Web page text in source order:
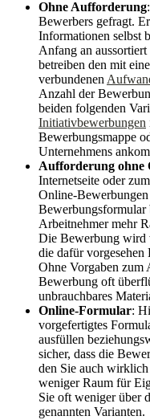
Ohne Aufforderung
Bewerbers gefragt.
Informationen selbst
Anfang an
betreiben den mit
verbundenen
Anzahl der
beiden folgenden
Initiativbewerbungen
Bewerbungsmappe
Unternehmens
Aufforderung ohne
Internetseite oder
Online-
Bewerbungsformular
Arbeitnehmer mehr
Die Bewerbung wird
die dafür
Ohne Vorgaben zum
Bewerbung oft
unbrauchbares
Online-Formular:
vorgefertigtes
ausfüllen
sicher, dass die
den Sie auch
weniger Raum für
Sie oft weniger über
genannten Varianten.